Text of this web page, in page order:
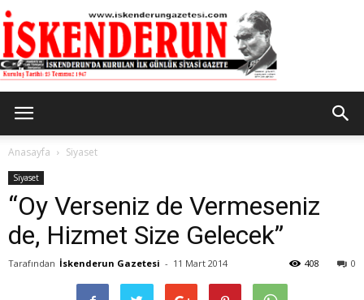
Gazetesi
Anasayfa Siyaset
Siyaset
“Oy Verseniz de Vermeseniz
de, Hizmet Size Gelecek”
Tarafından İskenderun Gazetesi - 11 Mart 2014 0
408